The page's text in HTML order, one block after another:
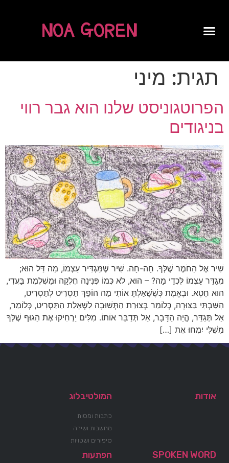
NOA GOREN
תגית: מיני
הפרוטגוניסט שלנו הוא גבר רווי
בניגודים
שִׁיר אֶל הַחֹמֶר שֶׁלְּךָ. חָה-חָה. שִׁיר שֶׁמַּגְדִּיר עַצְמוֹ, מַה דַּל הוּא;
מְגַדֵּר עַצְמוֹ לִּכְדֵי מָה? – הוּא, לֹא כְּמוֹ פְּנִינָה חֶלְקָה וּמֻשְׁלֶמֶת בַּעֲדִי,
הוּא חֵטְא. וּבֶאֱמֶת כְּשֶׁשָּׁאַלְתָּ אוֹתִי מַה הוֹפֵךְ תַּסְרִיט לְתַסְרִיט,
הִשַּׁבְתִּי בַּצּוּרָה, כְּלוֹמַר בְּצוּרַת הַתְּשׁוּבָה לִשְׁאֵלַת הַתַּסְרִיט, כְּלוֹמַר,
אַל תְּגַדֵּר, הֱיֵה הַדָּבָר, אַל תְּדַבֵּר אוֹתוֹ. מִלִּים יַרְחִיקוּ אֶת הַגּוּף שֶׁלְּךָ
מִשֶּׁלִּי יִמְחוּ אֶת […]
אודות המולטיבלוג
כתבות ומסות
מחשבות ושירה
סיפורים ושטויות
SPOKEN WORD הפתעות